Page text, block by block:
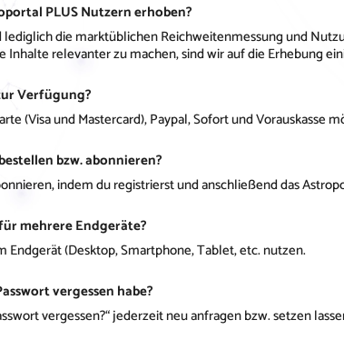
PLUS Nutzern erhoben?
die marktüblichen Reichweitenmessung und
relevanter zu machen, sind wir auf die Erhebung
Verfügung?
(Visa und Mastercard), Paypal, Sofort und Vorauskasse
bzw. abonnieren?
indem du registrierst und anschließend das
mehrere Endgeräte?
Endgerät (Desktop, Smartphone, Tablet, etc. nutzen.
vergessen habe?
vergessen?“ jederzeit neu anfragen bzw. setzen